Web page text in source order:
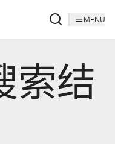
MENU
索结